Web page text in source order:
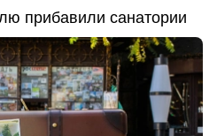
прибавили санатории